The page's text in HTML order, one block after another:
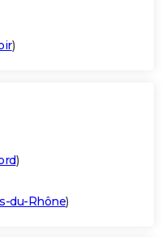
)
)
du-Rhône)